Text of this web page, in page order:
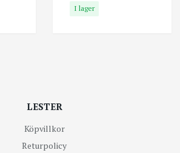
I lager
LESTER
Köpvillkor
Returpolicy